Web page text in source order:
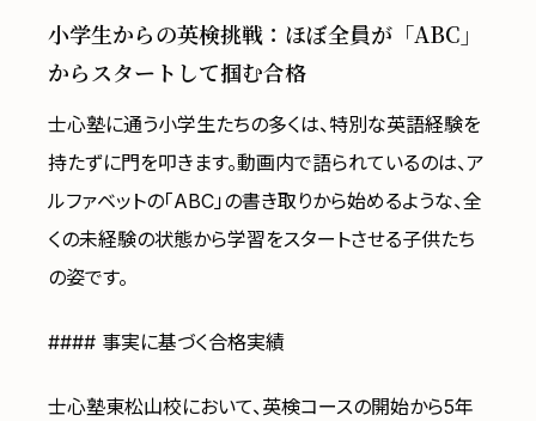
小学生からの英検挑戦：ほぼ全員が「ABC」
からスタートして掴む合格
士心塾に通う小学生たちの多くは、特別な英語経験を
持たずに門を叩きます。動画内で語られているのは、ア
ルファベットの「ABC」の書き取りから始めるような、全
くの未経験の状態から学習をスタートさせる子供たち
の姿です。
#### 事実に基づく合格実績
士心塾東松山校において、英検コースの開始から5年